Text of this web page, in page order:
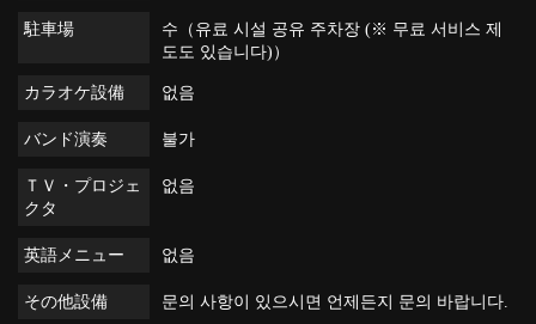
駐車場
수（유료 시설 공유 주차장 (※ 무료 서비스 제
도도 있습니다)）
カラオケ設備 없음
バンド演奏 불가
ＴＶ・プロジェ
クタ
없음
英語メニュー 없음
その他設備 문의 사항이 있으시면 언제든지 문의 바랍니다.